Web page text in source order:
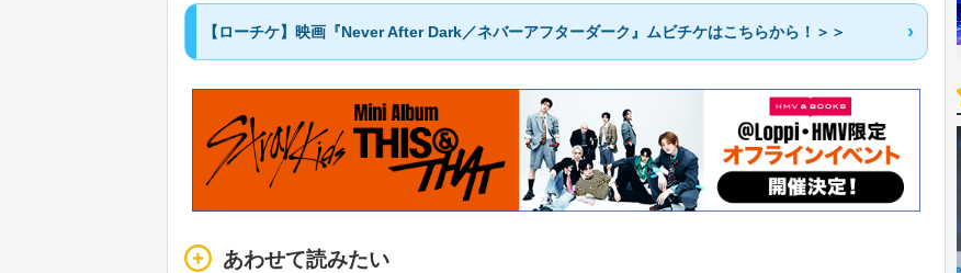
【ローチケ】映画『Never After Dark／ネバーアフターダーク』ムビチケはこちらから！＞＞
あわせて読みたい